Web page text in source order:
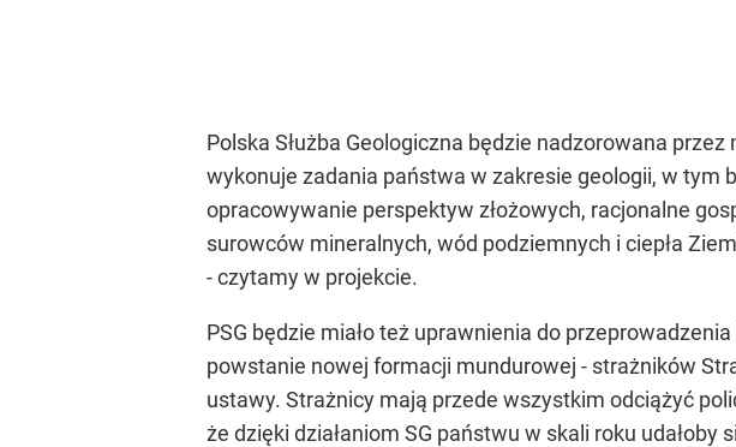
Polska Służba Geologiczna będzie nadzorowana
wykonuje zadania państwa w zakresie geologii, w
opracowywanie perspektyw złożowych, racjonalne
surowców mineralnych, wód podziemnych i ciepła
- czytamy w projekcie.
PSG będzie miało też uprawnienia do
powstanie nowej formacji mundurowej - strażników
ustawy. Strażnicy mają przede wszystkim odciążyć
że dzięki działaniom SG państwu w skali roku udałoby